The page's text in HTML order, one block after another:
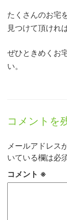
たくさんのお宅
見つけて頂けれ
ぜひときめくお
い。
コメントを
メールアドレス
いている欄は必
コメント ※